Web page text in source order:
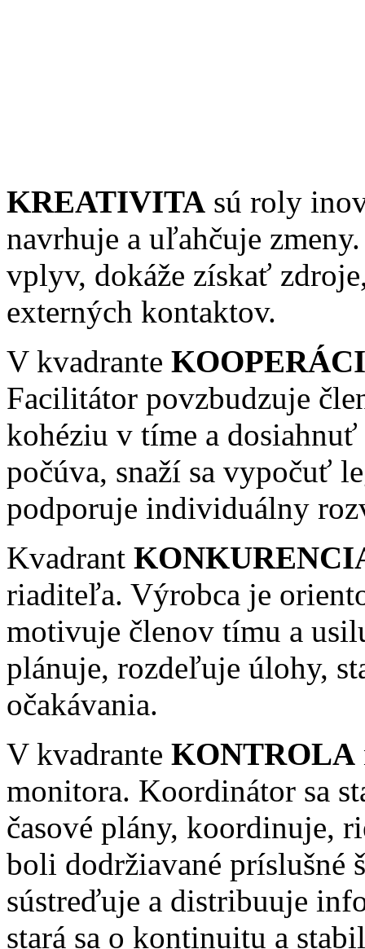
KREATIVITA sú roly
navrhuje a uľahčuje
vplyv, dokáže získať
externých kontaktov.
V kvadrante
Facilitátor povzbudzuje
kohéziu v tíme a
počúva, snaží sa vypočuť
podporuje individuálny
Kvadrant
riaditeľa. Výrobca je
motivuje členov tímu a
plánuje, rozdeľuje úlohy,
očakávania.
V kvadrante KONTROLA
monitora. Koordinátor sa
časové plány, koordinuje,
boli dodržiavané príslušné
sústreďuje a distribuuje
stará sa o kontinuitu a